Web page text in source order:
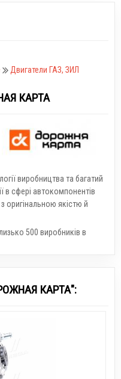
Двигатели ГАЗ, ЗИЛ
КАРТА
виробництва та багатий
в сфері автокомпонентів
оригінальною якістю й
500 виробників в
КАРТА":